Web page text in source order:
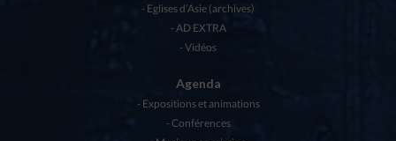
Eglises d’Asie (archives)
AD EXTRA
Vidéos
Agenda
Expositions et animations
Conférences